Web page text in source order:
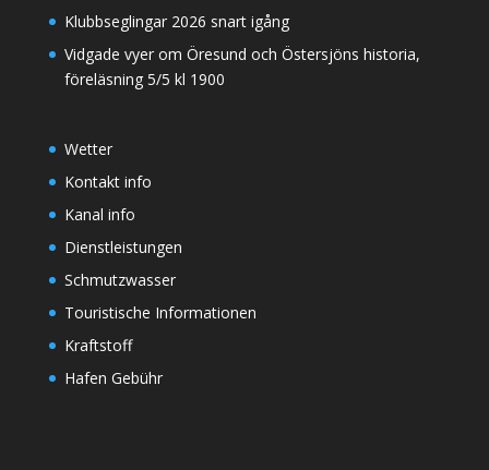
Klubbseglingar 2026 snart igång
Vidgade vyer om Öresund och Östersjöns historia,
föreläsning 5/5 kl 1900
Wetter
Kontakt info
Kanal info
Dienstleistungen
Schmutzwasser
Touristische Informationen
Kraftstoff
Hafen Gebühr